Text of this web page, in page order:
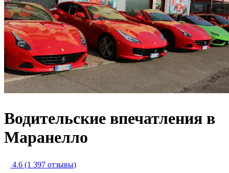
Водительские впечатления в
Маранелло
4.6 (1 397 отзывы)